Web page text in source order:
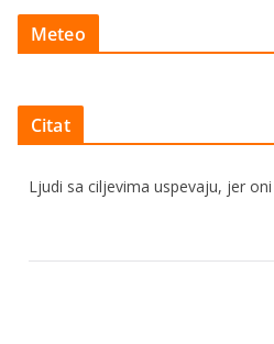
Meteo
Citat
Ljudi sa ciljevima uspevaju, jer